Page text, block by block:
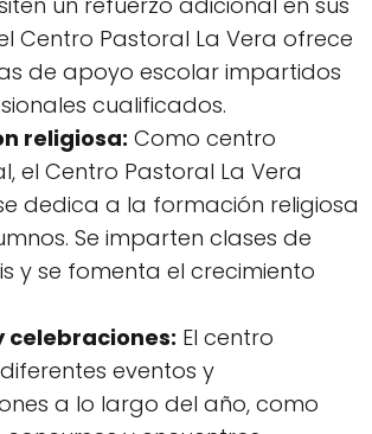
Centro Pastoral La Vera ofrece
de apoyo escolar impartidos
cualificados.
religiosa: Como centro
el Centro Pastoral La Vera
dedica a la formación religiosa
Se imparten clases de
y se fomenta el crecimiento
celebraciones: El centro
eventos y
a lo largo del año, como